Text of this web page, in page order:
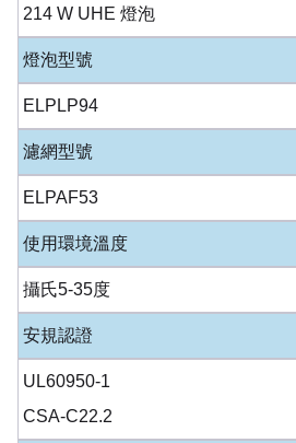
214 W UHE 燈泡
燈泡型號
ELPLP94
濾網型號
ELPAF53
使用環境溫度
攝氏5-35度
安規認證
UL60950-1
CSA-C22.2